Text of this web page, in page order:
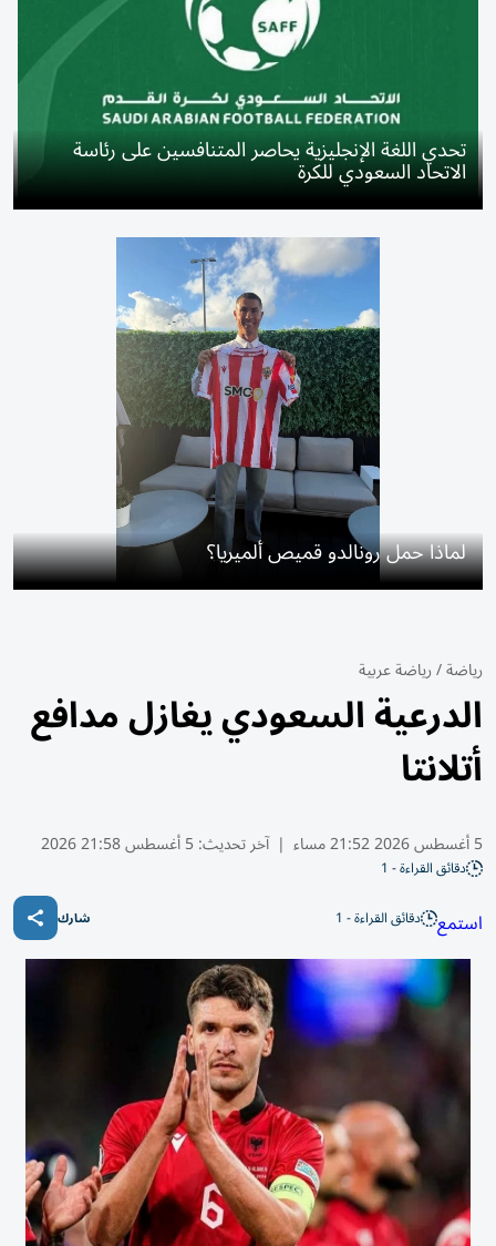
تحدي اللغة الإنجليزية يحاصر المتنافسين على رئاسة
الاتحاد السعودي للكرة
لماذا حمل رونالدو قميص ألميريا؟
رياضة/رياضة عربية
الدرعية السعودي يغازل مدافع
أتلانتا
5 أغسطس 2026 21:52 مساء | آخر تحديث:5 أغسطس 21:58 2026
دقائق القراءة - 1
استمع دقائق القراءة - 1 شارك